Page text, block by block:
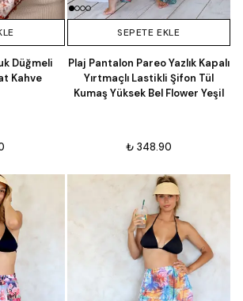
Düğmeli
Kahve
SEPETE EKLE
Plaj Pantalon Pareo Yazlık Kapalı
Yırtmaçlı Lastikli Şifon Tül
Kumaş Yüksek Bel Flower Yeşil
₺ 348.90